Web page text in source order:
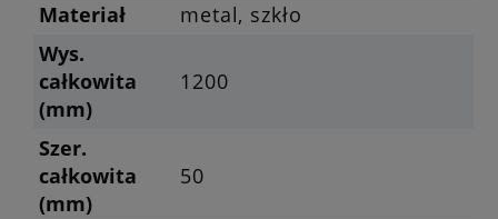
Materiał
metal, szkło
Wys.
całkowita
(mm)
1200
Szer.
całkowita
(mm)
50